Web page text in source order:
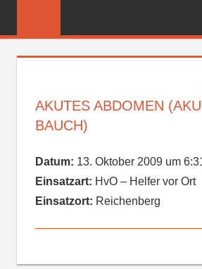
AKUTES ABDOMEN
BAUCH)
Datum: 13. Oktober 2009 um
Einsatzart: HvO – Helfer vor Ort
Einsatzort: Reichenberg